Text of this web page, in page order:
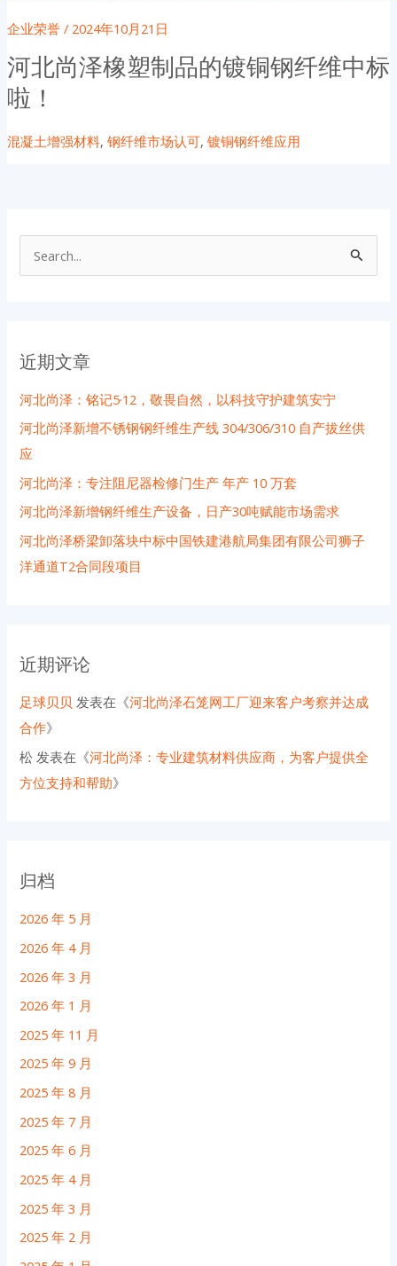
企业荣誉/ 2024年10月21日
河北尚泽橡塑制品的镀铜钢纤维中标
啦！
混凝土增强材料, 钢纤维市场认可, 镀铜钢纤维应用
近期文章
河北尚泽：铭记5·12，敬畏自然，以科技守护建筑安宁
河北尚泽新增不锈钢钢纤维生产线 304/306/310 自产拔丝供
应
河北尚泽：专注阻尼器检修门生产 年产 10 万套
河北尚泽新增钢纤维生产设备，日产30吨赋能市场需求
河北尚泽桥梁卸落块中标中国铁建港航局集团有限公司狮子
洋通道T2合同段项目
近期评论
足球贝贝 发表在《河北尚泽石笼网工厂迎来客户考察并达成
合作》
松 发表在《河北尚泽：专业建筑材料供应商，为客户提供全
方位支持和帮助》
归档
2026 年 5 月
2026 年 4 月
2026 年 3 月
2026 年 1 月
2025 年 11 月
2025 年 9 月
2025 年 8 月
2025 年 7 月
2025 年 6 月
2025 年 4 月
2025 年 3 月
2025 年 2 月